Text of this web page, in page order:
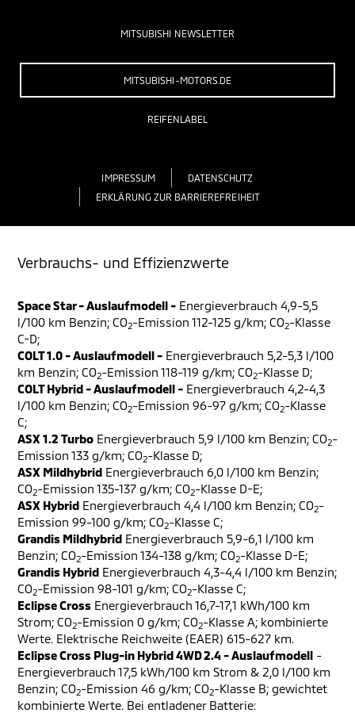
MITSUBISHI NEWSLETTER
MITSUBISHI-MOTORS.DE
REIFENLABEL
IMPRESSUM
DATENSCHUTZ
ERKLÄRUNG ZUR BARRIEREFREIHEIT
Verbrauchs- und Effizienzwerte
Space Star - Auslaufmodell - Energieverbrauch 4,9-5,5
l/100 km Benzin; CO2-Emission 112-125 g/km; CO2-Klasse
C-D;
COLT 1.0 - Auslaufmodell - Energieverbrauch 5,2-5,3 l/100
km Benzin; CO2-Emission 118-119 g/km; CO2-Klasse D;
COLT Hybrid - Auslaufmodell - Energieverbrauch 4,2-4,3
l/100 km Benzin; CO2-Emission 96-97 g/km; CO2-Klasse
C;
ASX 1.2 Turbo Energieverbrauch 5,9 l/100 km Benzin; CO2-
Emission 133 g/km; CO2-Klasse D;
ASX Mildhybrid Energieverbrauch 6,0 l/100 km Benzin;
CO2-Emission 135-137 g/km; CO2-Klasse D-E;
ASX Hybrid Energieverbrauch 4,4 l/100 km Benzin; CO2-
Emission 99-100 g/km; CO2-Klasse C;
Grandis Mildhybrid Energieverbrauch 5,9-6,1 l/100 km
Benzin; CO2-Emission 134-138 g/km; CO2-Klasse D-E;
Grandis Hybrid Energieverbrauch 4,3-4,4 l/100 km Benzin;
CO2-Emission 98-101 g/km; CO2-Klasse C;
Eclipse Cross Energieverbrauch 16,7-17,1 kWh/100 km
Strom; CO2-Emission 0 g/km; CO2-Klasse A; kombinierte
Werte. Elektrische Reichweite (EAER) 615-627 km.
Eclipse Cross Plug-in Hybrid 4WD 2.4 - Auslaufmodell -
Energieverbrauch 17,5 kWh/100 km Strom & 2,0 l/100 km
Benzin; CO2-Emission 46 g/km; CO2-Klasse B; gewichtet
kombinierte Werte. Bei entladener Batterie: